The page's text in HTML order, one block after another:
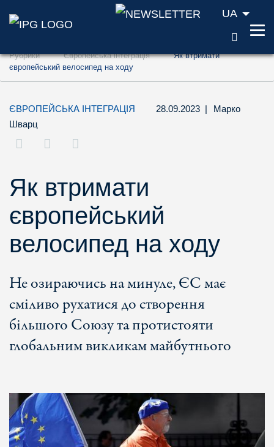
Перейти до змісту (ключ доступу '1')
Перейти до пошуку (ключ доступу '2')
UA
Рубрики Європейська інтеграція
Як втримати
європейський велосипед на ходу
ЄВРОПЕЙСЬКА ІНТЕГРАЦІЯ 28.09.2023 |
Марко
Шварц
Як втримати
європейський
велосипед на ходу
Не озираючись на минуле, ЄС має
сміливо рухатися до створення
більшого Союзу та протистояти
глобальним викликам майбутнього